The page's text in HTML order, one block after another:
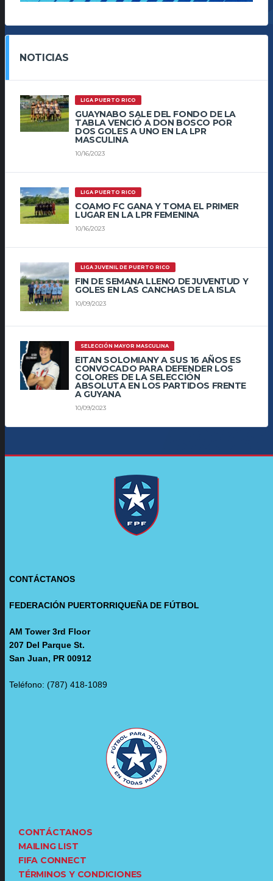
NOTICIAS
LIGA PUERTO RICO
GUAYNABO SALE DEL FONDO DE LA
TABLA VENCIÓ A DON BOSCO POR
DOS GOLES A UNO EN LA LPR
MASCULINA
10/16/2023
LIGA PUERTO RICO
COAMO FC GANA Y TOMA EL PRIMER
LUGAR EN LA LPR FEMENINA
10/16/2023
LIGA JUVENIL DE PUERTO RICO
FIN DE SEMANA LLENO DE JUVENTUD Y
GOLES EN LAS CANCHAS DE LA ISLA
10/09/2023
SELECCIÓN MAYOR MASCULINA
EITAN SOLOMIANY A SUS 16 AÑOS ES
CONVOCADO PARA DEFENDER LOS
COLORES DE LA SELECCIÓN
ABSOLUTA EN LOS PARTIDOS FRENTE
A GUYANA
10/09/2023
CONTÁCTANOS
FEDERACIÓN PUERTORRIQUEÑA DE FÚTBOL
AM Tower 3rd Floor
207 Del Parque St.
San Juan, PR 00912
Teléfono: (787) 418-1089
CONTÁCTANOS
MAILING LIST
FIFA CONNECT
TÉRMINOS Y CONDICIONES